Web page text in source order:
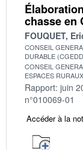
chasse en
FOUQUET,
CONSEIL
DURABLE
CONSEIL
ESPACES
Rapport: juin
n°010069-01
Accéder à la